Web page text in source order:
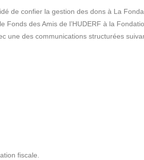
de confier la gestion des dons à La
des Amis de l’HUDERF à la
une des communications structurées
fiscale.